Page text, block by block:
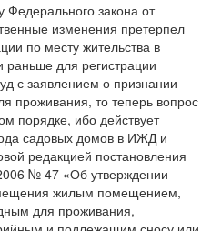
Федерального закона от
изменения претерпел
по месту жительства в
для регистрации
с заявлением о признании
проживания, то теперь вопрос
порядке, ибо действует
садовых домов в ИЖД и
редакцией постановления
№ 47 «Об утверждении
жилым помещением,
для проживания,